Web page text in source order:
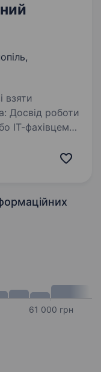
взяти
ІТ-фахівцем
61 000 грн